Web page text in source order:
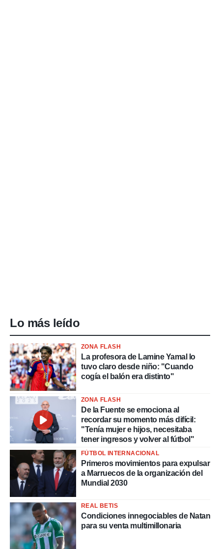
Lo más leído
ZONA FLASH
La profesora de Lamine Yamal lo
tuvo claro desde niño: "Cuando
cogía el balón era distinto"
ZONA FLASH
De la Fuente se emociona al
recordar su momento más difícil:
"Tenía mujer e hijos, necesitaba
tener ingresos y volver al fútbol"
FÚTBOL INTERNACIONAL
Primeros movimientos para expulsar
a Marruecos de la organización del
Mundial 2030
REAL BETIS
Condiciones innegociables de Natan
para su venta multimillonaria